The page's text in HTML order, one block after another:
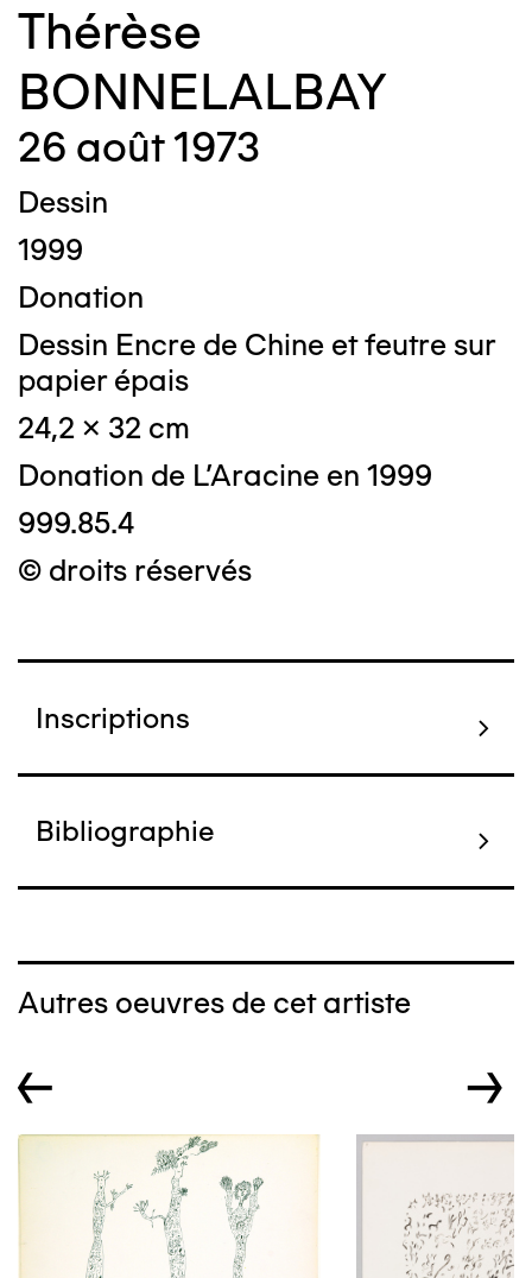
Thérèse
BONNELALBAY
26 août 1973
Dessin
1999
Donation
Dessin Encre de Chine et feutre sur
papier épais
24,2 x 32 cm
Donation de L'Aracine en 1999
999.85.4
© droits réservés
Inscriptions
Bibliographie
Autres oeuvres de cet artiste
← →